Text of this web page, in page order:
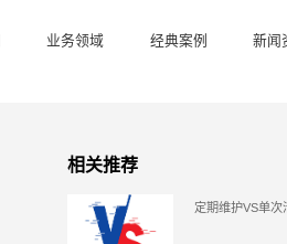
业务领域 经典案例 新闻
相关推荐
定期维护VS单